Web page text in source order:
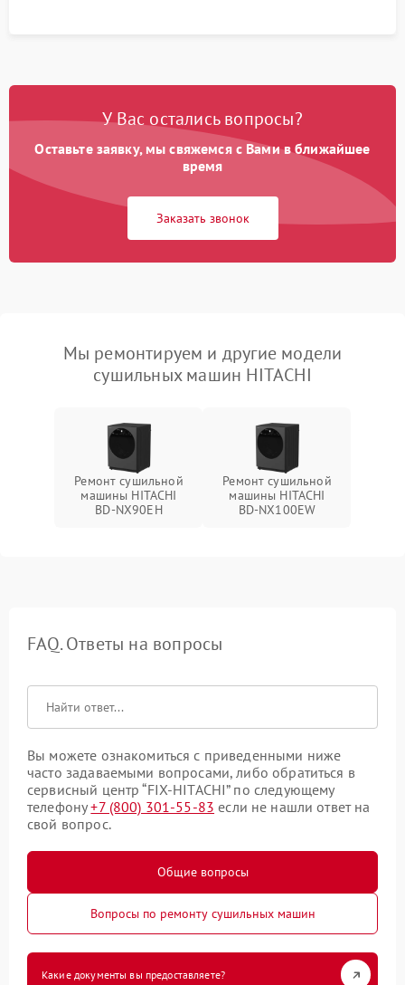
У Вас остались вопросы?
Оставьте заявку, мы свяжемся с Вами в ближайшее
время
Заказать звонок
Мы ремонтируем и другие модели
сушильных машин HITACHI
Ремонт сушильной
машины HITACHI
BD-NX90EH
Ремонт сушильной
машины HITACHI
BD-NX100EW
FAQ. Ответы на вопросы
Вы можете ознакомиться с приведенными ниже
часто задаваемыми вопросами, либо обратиться в
сервисный центр “FIX-HITACHI” по следующему
телефону+7 (800) 301-55-83 если не нашли ответ на
свой вопрос.
Общие вопросы
Вопросы по ремонту сушильных машин
Какие документы вы предоставляете?